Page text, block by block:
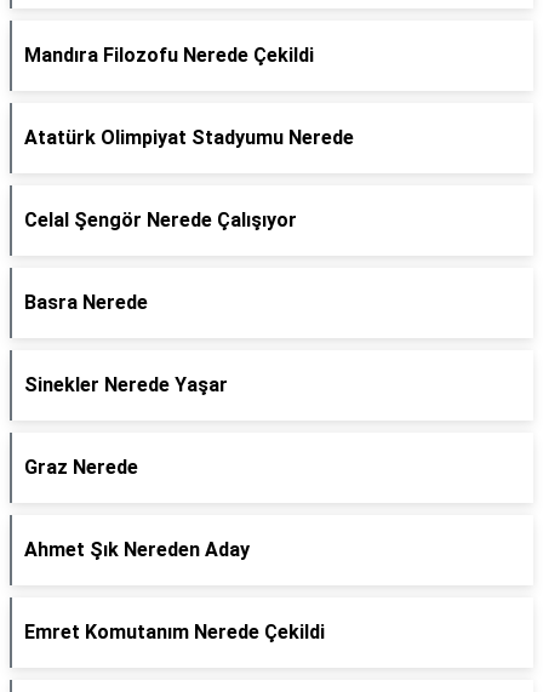
Mandıra Filozofu Nerede Çekildi
Atatürk Olimpiyat Stadyumu Nerede
Celal Şengör Nerede Çalışıyor
Basra Nerede
Sinekler Nerede Yaşar
Graz Nerede
Ahmet Şık Nereden Aday
Emret Komutanım Nerede Çekildi